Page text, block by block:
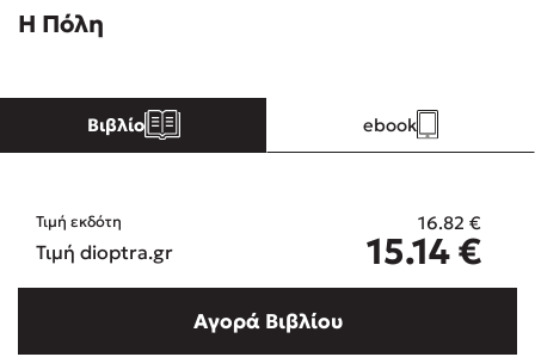
Ένας γίγαντας στο σχολείο
Δανάη Δεληγεώργη
Πάνω, κάτω, μπροστά, πίσω
Η Πόλη
Βιβλίο ebook
Τιμή εκδότη 16.82 €
Τιμή dioptra.gr 15.14€
Αγορά Βιβλίου